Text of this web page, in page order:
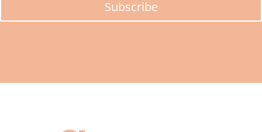
Subscribe